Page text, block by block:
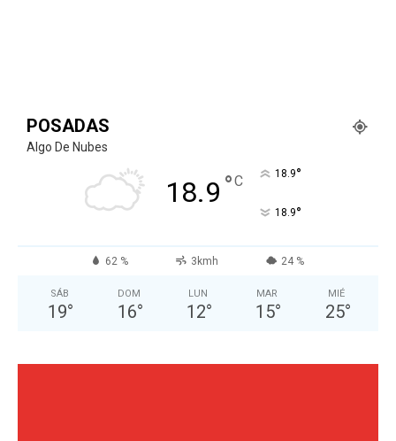
POSADAS
Algo De Nubes
18.9 °C 18.9°
18.9°
62 % 3kmh 24 %
SÁB
19°
DOM
16°
LUN
12°
MAR
15°
MIÉ
25°